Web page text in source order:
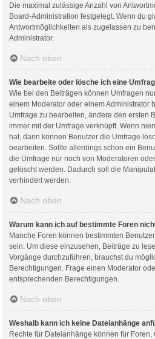
Die maximal zulässige Anzahl von
Board-Administration festgelegt. Wenn du
Antwortmöglichkeiten als zugelassen zu
Administrator.
Nach oben
Wie bearbeite oder lösche ich eine
Wie bei den Beiträgen können Umfragen
einem Moderator oder einem Administrator
Umfrage zu bearbeiten, ändere den ersten
immer mit der Umfrage verknüpft. Wenn
hat, dann können Benutzer die Umfrage
bearbeiten. Sollte allerdings schon ein
die Umfrage nur noch von Moderatoren
gelöscht werden. Dadurch soll die
verhindert werden.
Nach oben
Warum kann ich auf bestimmte Foren
Manche Foren können bestimmten
sein. Um diese einzusehen, Beiträge zu
Vorgänge durchzuführen, brauchst du
Berechtigungen. Frage einen Moderator
entsprechenden Berechtigungen.
Nach oben
Weshalb kann ich keine Dateianhänge
Rechte für Dateianhänge können für